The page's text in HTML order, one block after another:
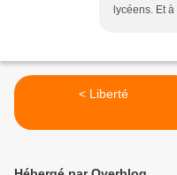
lycéens. Et
< Liberté